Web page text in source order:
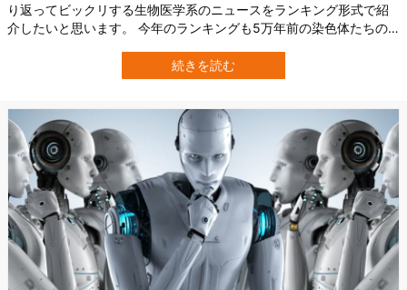
り返ってビックリする生物医学系のニュースをランキング形式で紹
介したいと思います。 今年のランキングも5万年前の染色体たちの
胞に咲く毒の花、抗うつ薬のマウスに対する効果の顕著な男女差、
オスだけ殺す毒「オスカル」、犯罪現場の猫に潜む人間の、そして
続きを読む